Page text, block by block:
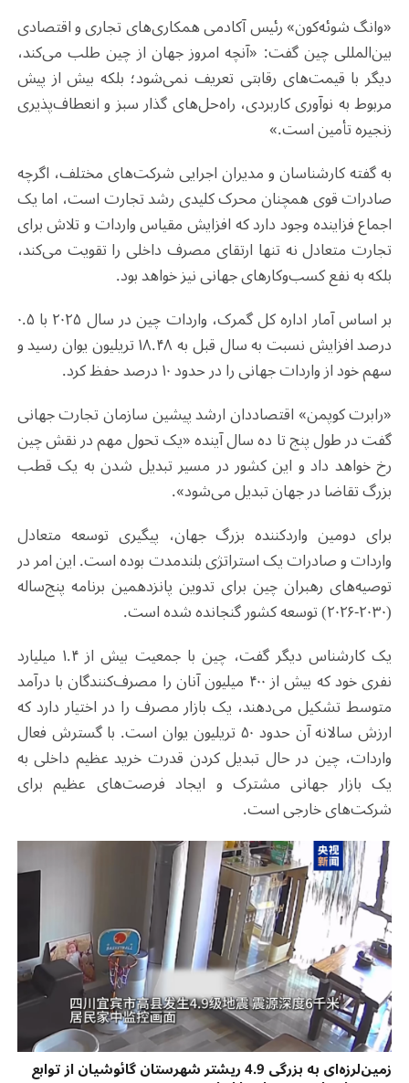
«وانگ شوئه‌کون» رئیس آکادمی همکاری‌های تجاری و اقتصادی
بین‌المللی چین گفت: «آنچه امروز جهان از چین طلب می‌کند،
دیگر با قیمت‌های رقابتی تعریف نمی‌شود؛ بلکه بیش از پیش
مربوط به نوآوری کاربردی، راه‌حل‌های گذار سبز و انعطاف‌پذیری
زنجیره تأمین است.»
به گفته کارشناسان و مدیران اجرایی شرکت‌های مختلف، اگرچه
صادرات قوی همچنان محرک کلیدی رشد تجارت است، اما یک
اجماع فزاینده وجود دارد که افزایش مقیاس واردات و تلاش برای
تجارت متعادل نه تنها ارتقای مصرف داخلی را تقویت می‌کند،
بلکه به نفع کسب‌وکارهای جهانی نیز خواهد بود.
بر اساس آمار اداره کل گمرک، واردات چین در سال ۲۰۲۵ با ۰.۵
درصد افزایش نسبت به سال قبل به ۱۸.۴۸ تریلیون یوان رسید و
سهم خود از واردات جهانی را در حدود ۱۰ درصد حفظ کرد.
«رابرت کوپمن» اقتصاددان ارشد پیشین سازمان تجارت جهانی
گفت در طول پنج تا ده سال آینده «یک تحول مهم در نقش چین
رخ خواهد داد و این کشور در مسیر تبدیل شدن به یک قطب
بزرگ تقاضا در جهان تبدیل می‌شود».
برای دومین واردکننده بزرگ جهان، پیگیری توسعه متعادل
واردات و صادرات یک استراتژی بلندمدت بوده است. این امر در
توصیه‌های رهبران چین برای تدوین پانزدهمین برنامه پنج‌ساله
(۲۰۳۰-۲۰۲۶) توسعه کشور گنجانده شده است.
یک کارشناس دیگر گفت، چین با جمعیت بیش از ۱.۴ میلیارد
نفری خود که بیش از ۴۰۰ میلیون آنان را مصرف‌کنندگان با درآمد
متوسط تشکیل می‌دهند، یک بازار مصرف را در اختیار دارد که
ارزش سالانه آن حدود ۵۰ تریلیون یوان است. با گسترش فعال
واردات، چین در حال تبدیل کردن قدرت خرید عظیم داخلی به
یک بازار جهانی مشترک و ایجاد فرصت‌های عظیم برای
شرکت‌های خارجی است.
زمین‌لرزه‌ای به بزرگی 4.9 ریشتر شهرستان گائوشیان از توابع